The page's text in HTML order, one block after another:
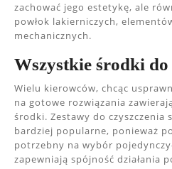
zachować jego estetykę, ale
powłok lakierniczych,
mechanicznych.
Wszystkie środki do
Wielu kierowców, chcąc
na gotowe rozwiązania
środki. Zestawy do czyszczenia
bardziej popularne, ponieważ
potrzebny na wybór
zapewniają spójność działania